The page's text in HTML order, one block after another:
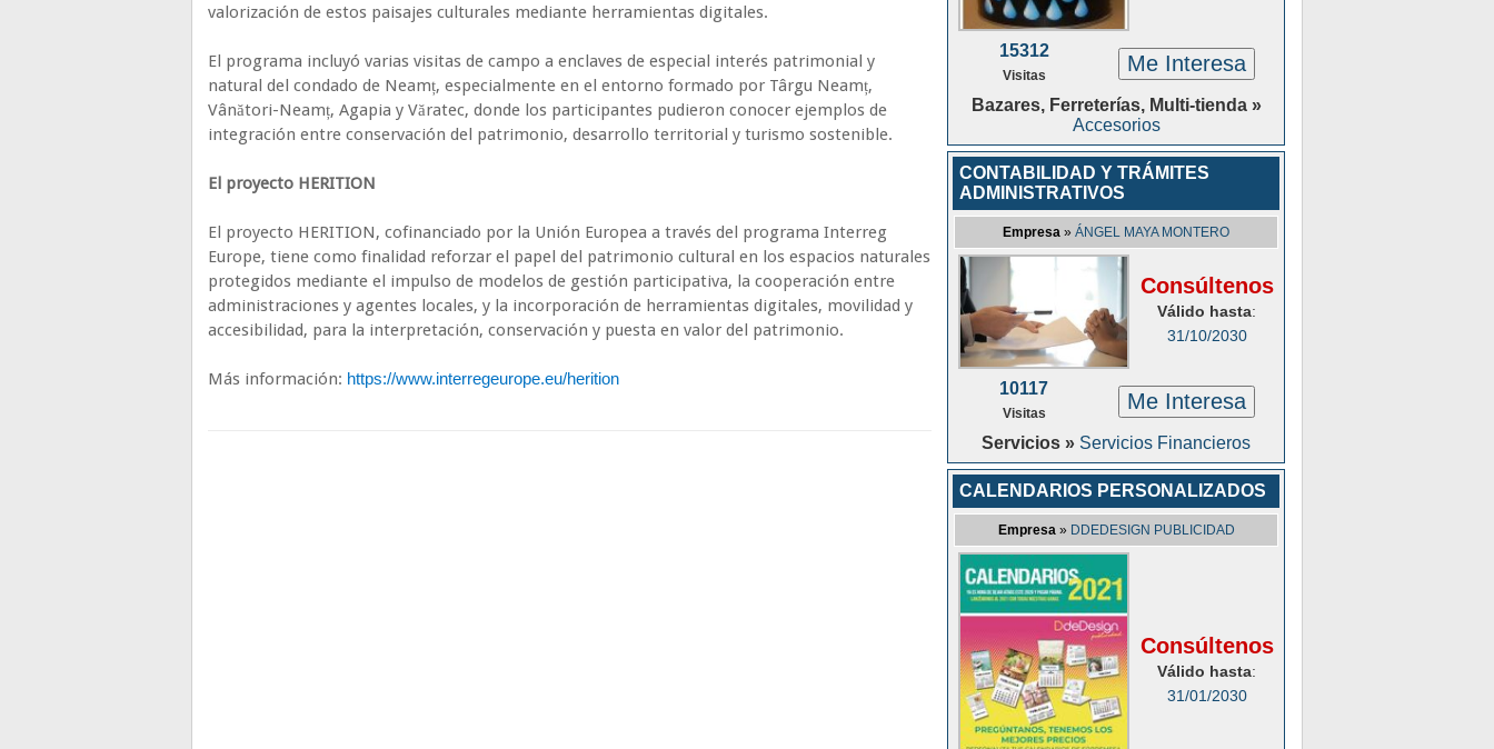
valorización de estos paisajes culturales mediante herramientas digitales.
El programa incluyó varias visitas de campo a enclaves de especial interés patrimonial y
natural del condado de Neamț, especialmente en el entorno formado por Târgu Neamț,
Vânători-Neamț, Agapia y Văratec, donde los participantes pudieron conocer ejemplos de
integración entre conservación del patrimonio, desarrollo territorial y turismo sostenible.
El proyecto HERITION
El proyecto HERITION, cofinanciado por la Unión Europea a través del programa Interreg
Europe, tiene como finalidad reforzar el papel del patrimonio cultural en los espacios naturales
protegidos mediante el impulso de modelos de gestión participativa, la cooperación entre
administraciones y agentes locales, y la incorporación de herramientas digitales, movilidad y
accesibilidad, para la interpretación, conservación y puesta en valor del patrimonio.
Más información: https://www.interregeurope.eu/herition
15312
Visitas Me Interesa
Bazares, Ferreterías, Multi-tienda »
Accesorios
CONTABILIDAD Y TRÁMITES
ADMINISTRATIVOS
Empresa » ÁNGEL MAYA MONTERO
Consúltenos
Válido hasta:
31/10/2030
10117
Visitas Me Interesa
Servicios » Servicios Financieros
CALENDARIOS PERSONALIZADOS
Empresa » DDEDESIGN PUBLICIDAD
Consúltenos
Válido hasta:
31/01/2030